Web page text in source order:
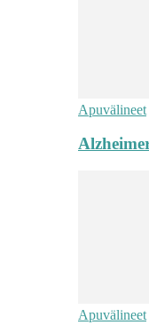
Apuvälineet
Apuvälineet